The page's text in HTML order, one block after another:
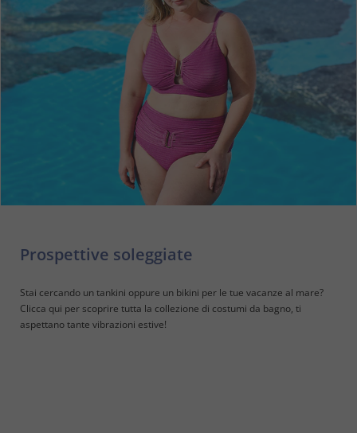
Prospettive soleggiate
Stai cercando un tankini oppure un bikini per le tue vacanze al mare?
Clicca qui per scoprire tutta la collezione di costumi da bagno, ti
aspettano tante vibrazioni estive!